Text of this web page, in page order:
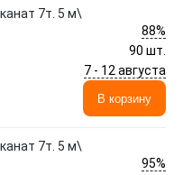
7т. 5 м\
88%
90 шт.
7 - 12 августа
В корзину
7т. 5 м\
95%